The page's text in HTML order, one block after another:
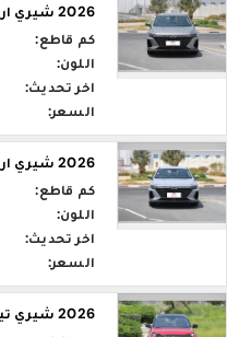
2026 شيري اريزو 8 سوبر هايبرد
كم قاطع:
اللون:
اخر تحديث:
السعر:
2026 شيري اريزو 8 سوبر هايبرد
كم قاطع:
اللون:
اخر تحديث:
السعر:
2026 شيري تيغو 7 برو ماكس فلاك شيب